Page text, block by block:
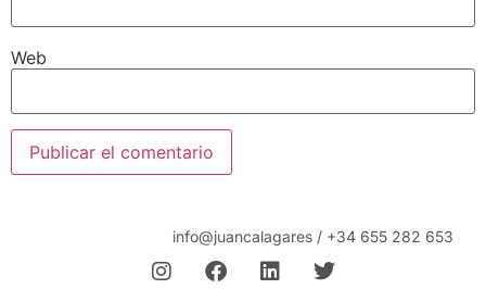
Web
info@juancalagares / +34 655 282 653